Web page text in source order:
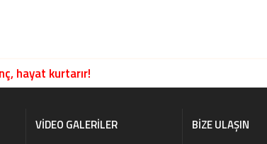
hayat kurtarır!
VIDEO GALERILER
BIZE ULAŞIN